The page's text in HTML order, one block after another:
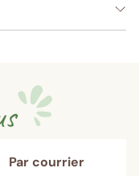
Par courrier